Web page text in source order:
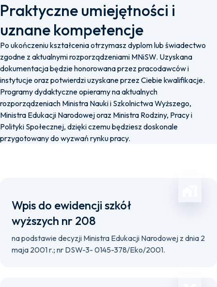
Praktyczne umiejętności i
uznane kompetencje
Po ukończeniu kształcenia otrzymasz dyplom lub świadectwo
zgodne z aktualnymi rozporządzeniami MNiSW. Uzyskana
dokumentacja będzie honorowana przez pracodawców i
instytucje oraz potwierdzi uzyskane przez Ciebie kwalifikacje.
Programy dydaktyczne opieramy na aktualnych
rozporządzeniach Ministra Nauki i Szkolnictwa Wyższego,
Ministra Edukacji Narodowej oraz Ministra Rodziny, Pracy i
Polityki Społecznej, dzięki czemu będziesz doskonale
przygotowany do wyzwań rynku pracy.
Wpis do ewidencji szkół
wyższych nr 208
na podstawie decyzji Ministra Edukacji Narodowej z dnia 2
maja 2001 r.; nr DSW-3- 0145-378/Eko/2001.